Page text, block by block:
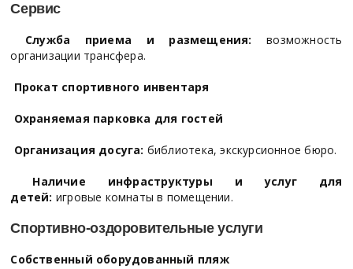
Сервис
Служба приема и размещения: возможность
организации трансфера.
Прокат спортивного инвентаря
Охраняемая парковка для гостей
Организация досуга: библиотека, экскурсионное бюро.
Наличие инфраструктуры и услуг для
детей: игровые комнаты в помещении.
Спортивно-оздоровительные услуги
Собственный оборудованный пляж